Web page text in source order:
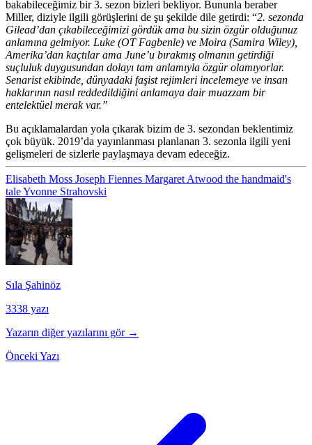
bakabileceğimiz bir 3. sezon bizleri bekliyor. Bununla beraber
Miller, diziyle ilgili görüşlerini de şu şekilde dile getirdi: “2. sezonda
Gilead’dan çıkabileceğimizi gördük ama bu sizin özgür olduğunuz
anlamına gelmiyor. Luke (OT Fagbenle) ve Moira (Samira Wiley),
Amerika’dan kaçtılar ama June’u bırakmış olmanın getirdiği
suçluluk duygusundan dolayı tam anlamıyla özgür olamıyorlar.
Senarist ekibinde, dünyadaki faşist rejimleri incelemeye ve insan
haklarının nasıl reddedildiğini anlamaya dair muazzam bir
entelektüel merak var.”
Bu açıklamalardan yola çıkarak bizim de 3. sezondan beklentimiz
çok büyük. 2019’da yayınlanması planlanan 3. sezonla ilgili yeni
gelişmeleri de sizlerle paylaşmaya devam edeceğiz.
Elisabeth Moss Joseph Fiennes Margaret Atwood the handmaid's
taleYvonne Strahovski
Sıla Şahinöz
3338 yazı
Yazarın diğer yazılarını gör →
Önceki Yazı